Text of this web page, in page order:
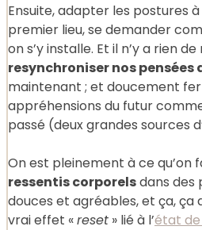
Ensuite, adapter les postures
premier lieu, se demander
on s’y installe. Et il n’y a rien
resynchroniser nos pensées
maintenant ; et doucement
appréhensions du futur
passé (deux grandes sources
On est pleinement à ce qu’on
ressentis corporelsdans des
douces et agréables, et ça, ça
vrai effet «reset » lié à l’état